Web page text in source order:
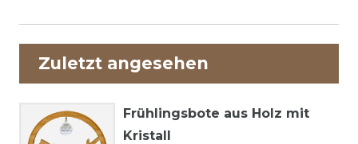
Zuletzt angesehen
Frühlingsbote aus Holz mit
Kristall